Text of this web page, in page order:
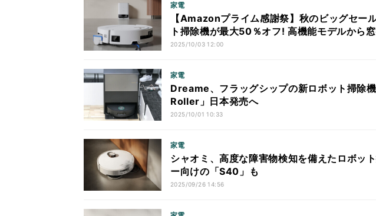
家電
【Amazonプライム感謝祭】秋のビッグセー
ト掃除機が最大50％オフ! 高機能モデルから
2025/10/03 12:00
家電
Dreame、フラッグシップの新ロボット掃
Roller」日本発売へ
2025/10/01 10:33
家電
シャオミ、高度な障害物検知を備えたロボッ
ー向けの「S40」も
2025/09/26 14:56